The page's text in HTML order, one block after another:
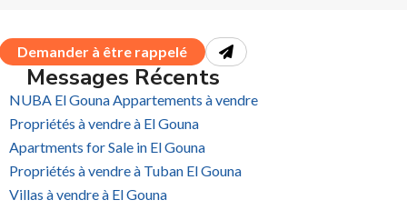
Demander à être rappelé
Messages Récents
NUBA El Gouna Appartements à vendre
Propriétés à vendre à El Gouna
Apartments for Sale in El Gouna
Propriétés à vendre à Tuban El Gouna
Villas à vendre à El Gouna